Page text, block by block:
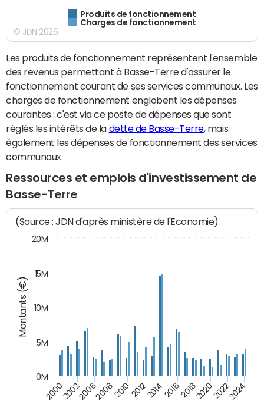
Produits de fonctionnement
Charges de fonctionnement
© JDN 2026
Les produits de fonctionnement représentent l'ensemble
des revenus permettant à Basse-Terre d'assurer le
fonctionnement courant de ses services communaux. Les
charges de fonctionnement englobent les dépenses
courantes : c'est via ce poste de dépenses que sont
réglés les intérêts de la dette de Basse-Terre, mais
également les dépenses de fonctionnement des services
communaux.
Ressources et emplois d'investissement de
Basse-Terre
Montants (€)
(Source : JDN d'après ministère de l'Economie)
200020022006200820102012201420162018202020222024
0M
5M
10M
15M
20M